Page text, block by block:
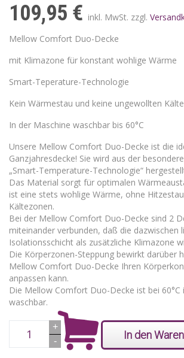
109,95 € inkl. MwSt. zzgl.
Mellow Comfort Duo-Decke
mit Klimazone für konstant wohlige Wärme
Smart-Teperature-Technologie
Kein Wärmestau und keine ungewollten
In der Maschine waschbar bis 60°C
Unsere Mellow Comfort Duo-Decke ist die
Ganzjahresdecke! Sie wird aus der
„Smart-Temperature-Technologie“
Das Material sorgt für optimalen
ist eine stets wohlige Wärme, ohne
Kältezonen.
Bei der Mellow Comfort Duo-Decke sind 2
miteinander verbunden, daß die dazwischen
Isolationsschicht als zusätzliche Klimazone
Die Körperzonen-Steppung bewirkt darüber
Mellow Comfort Duo-Decke Ihren
anpassen kann.
Die Mellow Comfort Duo-Decke ist bei 60°C
waschbar.
Anzahl
+
-
In den